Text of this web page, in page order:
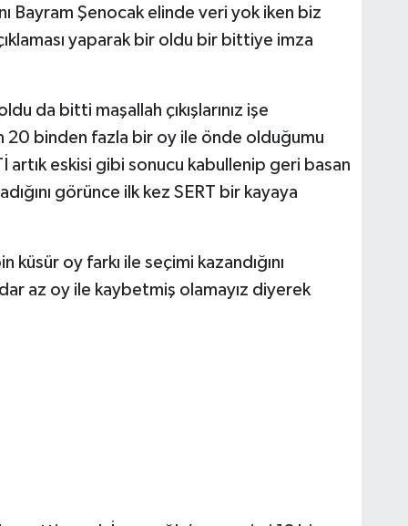
Bayram Şenocak elinde veri yok iken biz
yaparak bir oldu bir bittiye imza
da bitti maşallah çıkışlarınız işe
20 binden fazla bir oy ile önde olduğumu
eskisi gibi sonucu kabullenip geri basan
görünce ilk kez SERT bir kayaya
küsür oy farkı ile seçimi kazandığını
az oy ile kaybetmiş olamayız diyerek